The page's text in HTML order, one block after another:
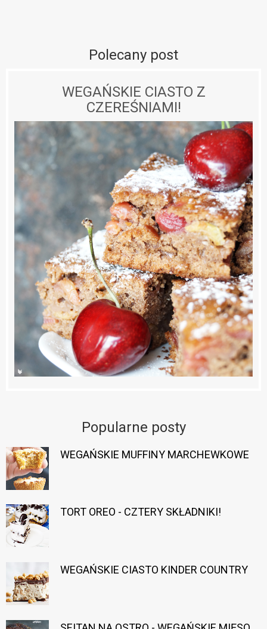
Polecany post
WEGAŃSKIE CIASTO Z
CZEREŚNIAMI!
Popularne posty
WEGAŃSKIE MUFFINY MARCHEWKOWE
TORT OREO - CZTERY SKŁADNIKI!
WEGAŃSKIE CIASTO KINDER COUNTRY